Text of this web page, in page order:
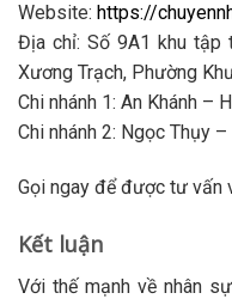
Website: https://
Địa chỉ: Số 9A1 khu tập
Xương Trạch, Phường
Chi nhánh 1: An Khánh –
Chi nhánh 2: Ngọc Thụy
Gọi ngay để được tư vấn
Kết luận
Với thế mạnh về nhân